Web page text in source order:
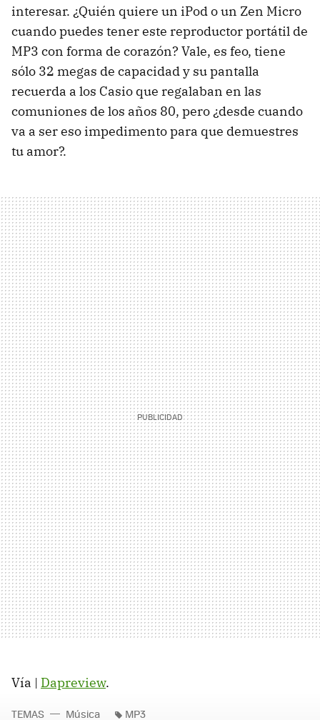
interesar. ¿Quién quiere un iPod o un Zen Micro
cuando puedes tener este reproductor portátil de
MP3 con forma de corazón? Vale, es feo, tiene
sólo 32 megas de capacidad y su pantalla
recuerda a los Casio que regalaban en las
comuniones de los años 80, pero ¿desde cuando
va a ser eso impedimento para que demuestres
tu amor?.
Vía | Dapreview.
TEMAS Música MP3